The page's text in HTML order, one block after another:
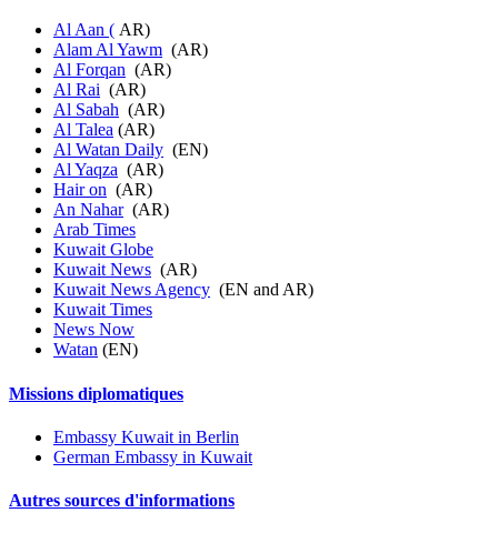
Al Aan ( AR)
Alam Al Yawm (AR)
Al Forqan (AR)
Al Rai (AR)
Al Sabah (AR)
Al Talea (AR)
Al Watan Daily (EN)
Al Yaqza (AR)
Hair on (AR)
An Nahar(AR)
Arab Times
Kuwait Globe
Kuwait News (AR)
Kuwait News Agency (EN and AR)
Kuwait Times
News Now
Watan (EN)
Missions diplomatiques
Embassy Kuwait in Berlin
German Embassy in Kuwait
Autres sources d'informations